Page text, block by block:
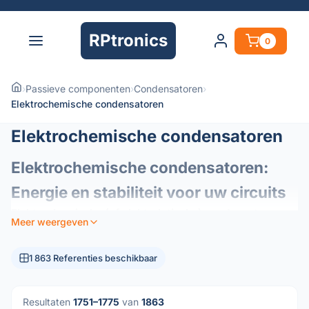
RPtronics 0
›Passieve componenten›Condensatoren›
Elektrochemische condensatoren
Elektrochemische condensatoren
Elektrochemische condensatoren:
Energie en stabiliteit voor uw circuits
zijn essentiële elementen van de moderne elektronica en
ontworpen om een ​​hoge capaciteitsdichtheid te bieden in
voor energiebeheer en signaalstabilisatie.
Meer weergeven
1 863 Referenties beschikbaar
Resultaten 1751–1775 van 1863